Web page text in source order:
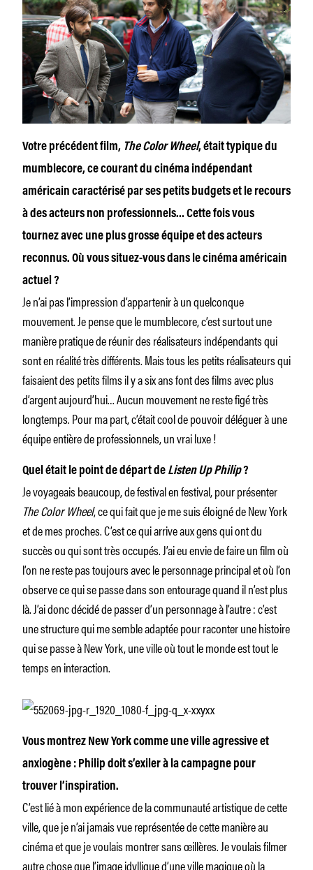
Votre précédent film, The Color Wheel, était typique du
mumblecore, ce courant du cinéma indépendant
américain caractérisé par ses petits budgets et le recours
à des acteurs non professionnels… Cette fois vous
tournez avec une plus grosse équipe et des acteurs
reconnus. Où vous situez-vous dans le cinéma américain
actuel ?
Je n’ai pas l’impression d’appartenir à un quelconque
mouvement. Je pense que le mumblecore, c’est surtout une
manière pratique de réunir des réalisateurs indépendants qui
sont en réalité très différents. Mais tous les petits réalisateurs qui
faisaient des petits films il y a six ans font des films avec plus
d’argent aujourd’hui… Aucun mouvement ne reste figé très
longtemps. Pour ma part, c’était cool de pouvoir déléguer à une
équipe entière de professionnels, un vrai luxe !
Quel était le point de départ de Listen Up Philip?
Je voyageais beaucoup, de festival en festival, pour présenter
The Color Wheel, ce qui fait que je me suis éloigné de New York
et de mes proches. C’est ce qui arrive aux gens qui ont du
succès ou qui sont très occupés. J’ai eu envie de faire un film où
l’on ne reste pas toujours avec le personnage principal et où l’on
observe ce qui se passe dans son entourage quand il n’est plus
là. J’ai donc décidé de passer d’un personnage à l’autre : c’est
une structure qui me semble adaptée pour raconter une histoire
qui se passe à New York, une ville où tout le monde est tout le
temps en interaction.
Vous montrez New York comme une ville agressive et
anxiogène : Philip doit s’exiler à la campagne pour
trouver l’inspiration.
C’est lié à mon expérience de la communauté artistique de cette
ville, que je n’ai jamais vue représentée de cette manière au
cinéma et que je voulais montrer sans œillères. Je voulais filmer
autre chose que l’image idyllique d’une ville magique où la